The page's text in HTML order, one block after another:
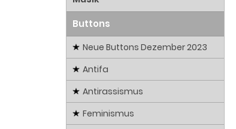
Buttons
Neue Buttons Dezember 2023
Antifa
Antirassismus
Feminismus